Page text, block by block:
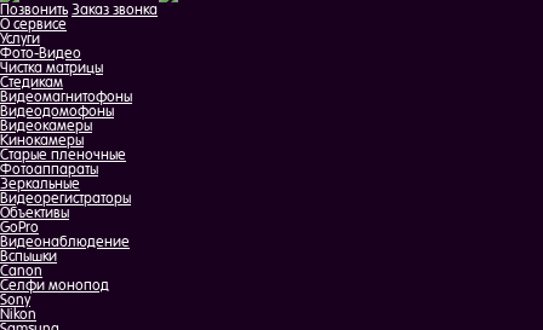
Позвонить Заказ звонка
О сервисе
Услуги
Фото-Видео
Чистка матрицы
Стедикам
Видеомагнитофоны
Видеодомофоны
Видеокамеры
Кинокамеры
Старые пленочные
Фотоаппараты
Зеркальные
Видеорегистраторы
Объективы
GoPro
Видеонаблюдение
Вспышки
Canon
Селфи монопод
Sony
Nikon